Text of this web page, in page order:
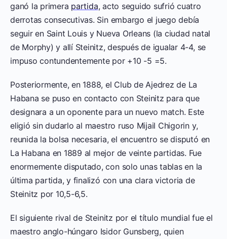
ganó la primera partida, acto seguido sufrió cuatro
derrotas consecutivas. Sin embargo el juego debía
seguir en Saint Louis y Nueva Orleans (la ciudad natal
de Morphy) y allí Steinitz, después de igualar 4-4, se
impuso contundentemente por +10 -5 =5.
Posteriormente, en 1888, el Club de Ajedrez de La
Habana se puso en contacto con Steinitz para que
designara a un oponente para un nuevo match. Este
eligió sin dudarlo al maestro ruso Mijail Chigorin y,
reunida la bolsa necesaria, el encuentro se disputó en
La Habana en 1889 al mejor de veinte partidas. Fue
enormemente disputado, con solo unas tablas en la
última partida, y finalizó con una clara victoria de
Steinitz por 10,5-6,5.
El siguiente rival de Steinitz por el título mundial fue el
maestro anglo-húngaro Isidor Gunsberg, quien